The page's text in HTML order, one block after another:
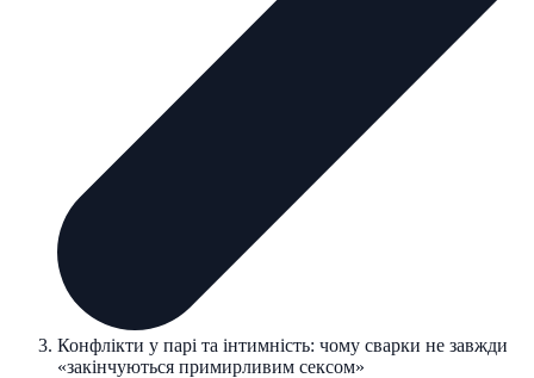
Конфлікти у парі та інтимність: чому сварки не завжди
«закінчуються примирливим сексом»